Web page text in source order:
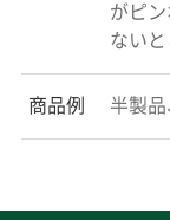
がピ
ないと
商品例 半製